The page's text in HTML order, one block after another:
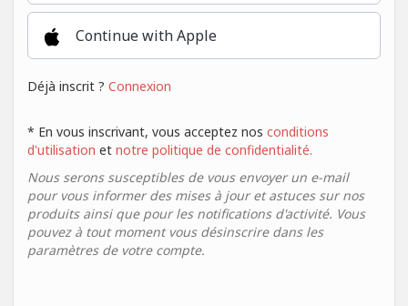
Continue with Apple
Déjà inscrit ? Connexion
* En vous inscrivant, vous acceptez nos conditions
d'utilisation et notre politique de confidentialité.
Nous serons susceptibles de vous envoyer un e-mail
pour vous informer des mises à jour et astuces sur nos
produits ainsi que pour les notifications d'activité. Vous
pouvez à tout moment vous désinscrire dans les
paramètres de votre compte.